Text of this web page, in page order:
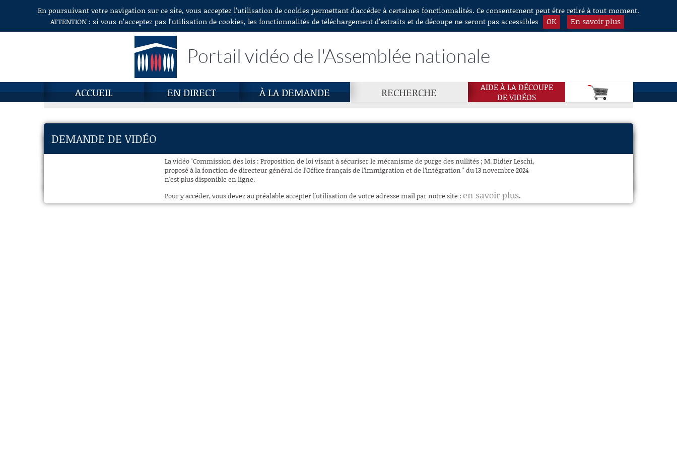
Aller au contenuEn poursuivant votre navigation sur ce site, vous acceptez l’utilisation de cookies permettant d'accéder à certaines fonctionnalités. Ce consentement peut être retiré à tout moment.
ATTENTION : si vous n’acceptez pas l’utilisation de cookies, les fonctionnalités de téléchargement d’extraits et de découpe ne seront pas accessibles
OK En savoir plus
Portail vidéo de l'Assemblée nationale
ACCUEIL EN DIRECT À LA DEMANDE RECHERCHE
AIDE À LA DÉCOUPE
DE VIDÉOS
DEMANDE DE VIDÉO
La vidéo "Commission des lois : Proposition de loi visant à sécuriser le mécanisme de purge des nullités ; M. Didier Leschi,
proposé à la fonction de directeur général de l’Office français de l’immigration et de l’intégration " du 13 novembre 2024
n'est plus disponible en ligne.
Pour y accéder, vous devez au préalable accepter l'utilisation de votre adresse mail par notre site : en savoir plus.